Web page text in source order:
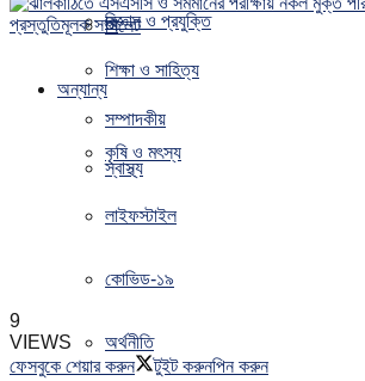
বিজ্ঞান ও প্রযুক্তি
শিক্ষা ও সাহিত্য
সম্পাদকীয়
স্বাস্থ্য
সিলেট
অন্যান্য
কৃষি ও মৎস্য
লাইফস্টাইল
কোভিড-১৯
অর্থনীতি
9
VIEWS
ফেসবুকে শেয়ার করুন
টুইট করুনপিন করুন